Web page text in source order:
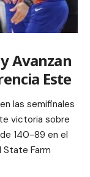
Avanzan
Este
las semifinales
victoria sobre
140-89 en el
Farm